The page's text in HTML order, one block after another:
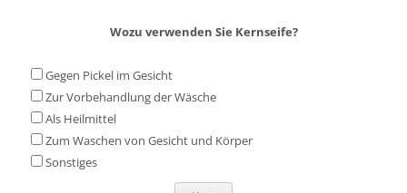
Wozu verwenden Sie Kernseife?
Gegen Pickel im Gesicht
Zur Vorbehandlung der Wäsche
Als Heilmittel
Zum Waschen von Gesicht und Körper
Sonstiges